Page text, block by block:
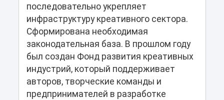
последовательно укрепляет
инфраструктуру креативного сектора.
Сформирована необходимая
законодательная база. В прошлом году
был создан Фонд развития креативных
индустрий, который поддерживает
авторов, творческие команды и
предпринимателей в разработке